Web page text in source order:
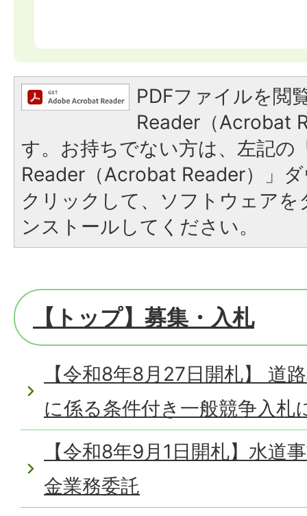
PDFファイルを閲
Reader（Acrobat
す。お持ちでない方は、左記の
Reader（Acrobat Reader）」
クリックして、ソフトウェア
ンストールしてください。
【トップ】募集・入札
【令和8年8月27日開札】 道
に係る条件付き一般競争入札
【令和8年9月1日開札】水道
金業務委託